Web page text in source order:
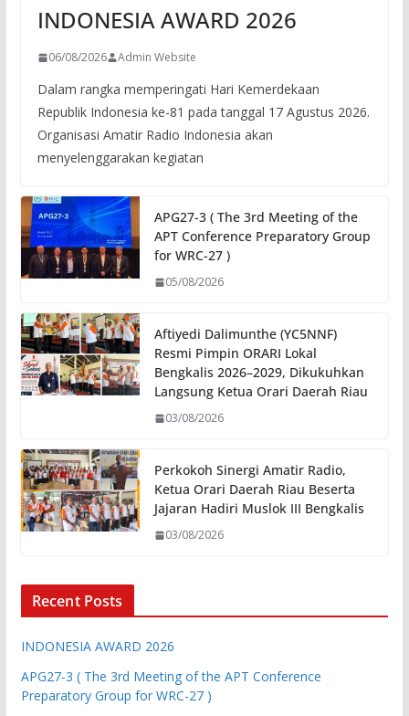
INDONESIA AWARD 2026
06/08/2026 Admin Website
Dalam rangka memperingati Hari Kemerdekaan
Republik Indonesia ke-81 pada tanggal 17 Agustus 2026.
Organisasi Amatir Radio Indonesia akan
menyelenggarakan kegiatan
APG27-3 ( The 3rd Meeting of the
APT Conference Preparatory Group
for WRC-27 )
05/08/2026
Aftiyedi Dalimunthe (YC5NNF)
Resmi Pimpin ORARI Lokal
Bengkalis 2026–2029, Dikukuhkan
Langsung Ketua Orari Daerah Riau
03/08/2026
Perkokoh Sinergi Amatir Radio,
Ketua Orari Daerah Riau Beserta
Jajaran Hadiri Muslok III Bengkalis
03/08/2026
Recent Posts
INDONESIA AWARD 2026
APG27-3 ( The 3rd Meeting of the APT Conference
Preparatory Group for WRC-27 )